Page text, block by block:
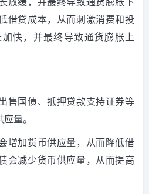
借贷成本，从而刺激消费和投
快，并最终导致通货膨胀上
售国债、抵押贷款支持证券等
量。
增加货币供应量，从而降低借
会减少货币供应量，从而提高